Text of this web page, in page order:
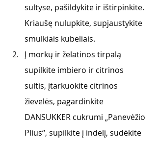
sultyse, pašildykite ir ištirpinkite.
Kriaušę nulupkite, supjaustykite
smulkiais kubeliais.
Į morkų ir želatinos tirpalą
supilkite imbiero ir citrinos
sultis, įtarkuokite citrinos
žievelės, pagardinkite
DANSUKKER cukrumi „Panevėžio
Plius“, supilkite į indelį, sudėkite